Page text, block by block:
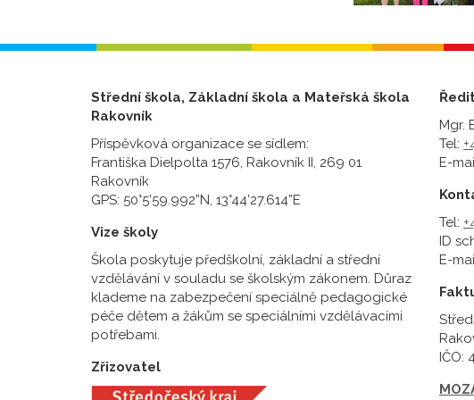
Střední škola, Základní škola a Mateřská škola
Rakovník
Příspěvková organizace se sídlem:
Františka Dielpolta 1576, Rakovník II, 269 01
Rakovník
GPS: 50°5’59.992”N, 13°44’27.614”E
Vize školy
Škola poskytuje předškolní, základní a střední
vzdělávání v souladu se školským zákonem. Důraz
klademe na zabezpečení speciálně pedagogické
péče dětem a žákům se speciálními vzdělávacími
potřebami.
Zřizovatel
Mgr.
Tel:
E-
Tel:
ID
E-
IČO: